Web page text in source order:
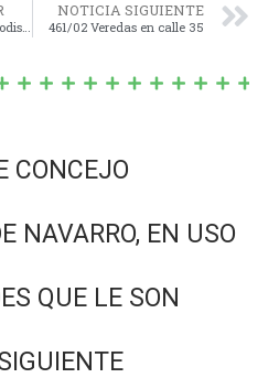
463/02 Produccion de Biodisel
NOTICIA SIGUIENTE
461/02 Veredas en calle 35
CONCEJO
NAVARRO, EN USO
QUE LE SON